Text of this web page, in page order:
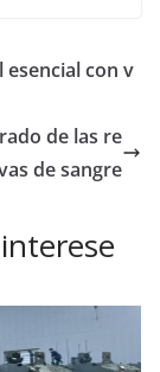
con v
de las re
de sangre